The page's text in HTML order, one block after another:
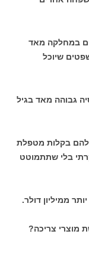
במחלקה מאד
שיוכל
גבוהה מאד בגיל
בקלות מטפלת
בלי שתתמוטט
ממיליון דולר.
צריכה?